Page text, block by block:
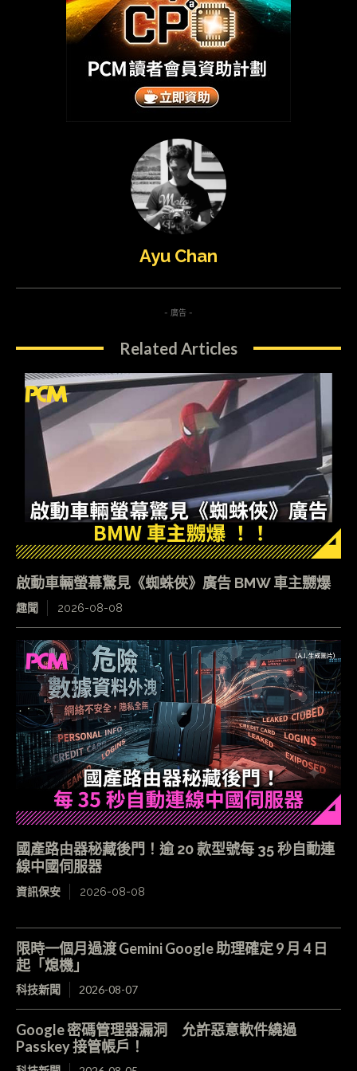
Ayu Chan
- 廣告 -
Related Articles
啟動車輛螢幕驚見《蜘蛛俠》廣告 BMW 車主嬲爆
趣聞 2026-08-08
國產路由器秘藏後門！逾 20 款型號每 35 秒自動連
線中國伺服器
資訊保安 2026-08-08
限時一個月過渡 Gemini Google 助理確定 9 月 4 日
起「熄機」
科技新聞 2026-08-07
Google 密碼管理器漏洞 允許惡意軟件繞過
Passkey 接管帳戶！